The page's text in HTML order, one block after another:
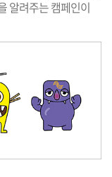
알려주는 캠페인이